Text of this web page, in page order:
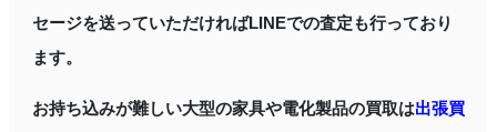
セージを送っていただければLINEでの査定も行っており
ます。
お持ち込みが難しい大型の家具や電化製品の買取は出張買